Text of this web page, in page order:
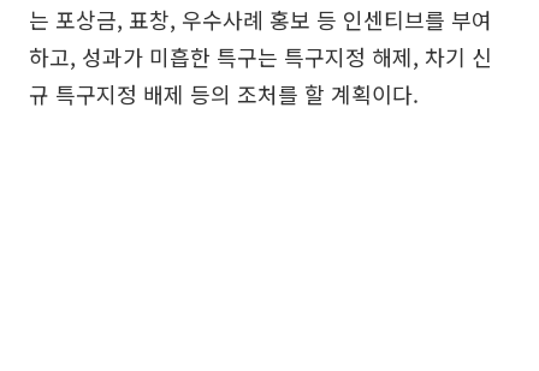
는 포상금, 표창, 우수사례 홍보 등 인센티브를 부여
하고, 성과가 미흡한 특구는 특구지정 해제, 차기 신
규 특구지정 배제 등의 조처를 할 계획이다.